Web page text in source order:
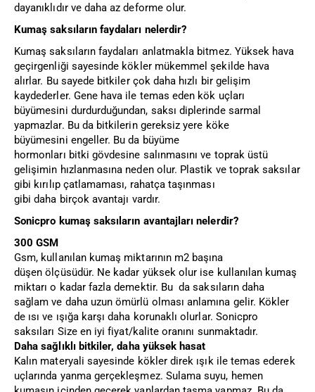
dayanıklıdır ve daha az deforme olur.
Kumaş saksıların faydaları nelerdir?
Kumaş saksıların faydaları anlatmakla bitmez. Yüksek hava
geçirgenliği sayesinde kökler mükemmel şekilde hava
alırlar. Bu sayede bitkiler çok daha hızlı bir gelişim
kaydederler. Gene hava ile temas eden kök uçları
büyümesini durdurduğundan, saksı diplerinde sarmal
yapmazlar. Bu da bitkilerin gereksiz yere köke
büyümesini engeller. Bu da büyüme
hormonları bitki gövdesine salınmasını ve toprak üstü
gelişimin hızlanmasına neden olur. Plastik ve toprak saksılar
gibi kırılıp çatlamaması, rahatça taşınması
gibi daha birçok avantajı vardır.
Sonicpro kumaş saksıların avantajları nelerdir?
300 GSM
Gsm, kullanılan kumaş miktarının m2 başına
düşen ölçüsüdür. Ne kadar yüksek olur ise kullanılan kumaş
miktarı o kadar fazla demektir. Bu da saksıların daha
sağlam ve daha uzun ömürlü olması anlamına gelir. Kökler
de ısı ve ışığa karşı daha korunaklı olurlar. Sonicpro
saksıları Size en iyi fiyat/kalite oranını sunmaktadır.
Daha sağlıklı bitkiler, daha yüksek hasat
Kalın materyali sayesinde kökler direk ışık ile temas ederek
uçlarında yanma gerçekleşmez. Sulama suyu, hemen